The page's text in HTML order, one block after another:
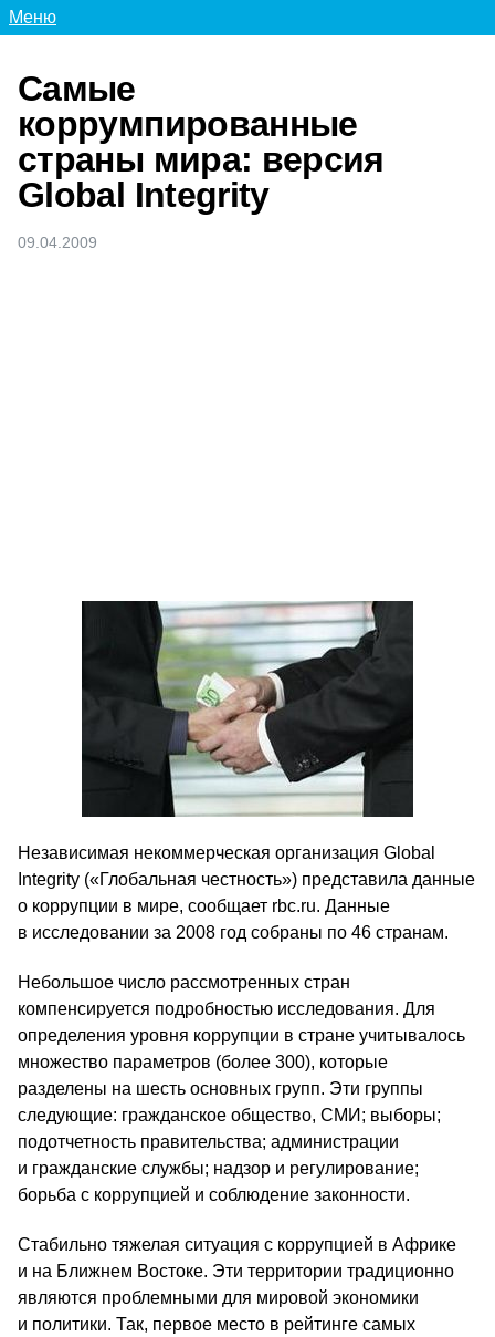
Меню
Самые
коррумпированные
страны мира: версия
Global Integrity
09.04.2009
Независимая некоммерческая организация Global
Integrity («Глобальная честность») представила данные
о коррупции в мире, сообщает rbc.ru. Данные
в исследовании за 2008 год собраны по 46 странам.
Небольшое число рассмотренных стран
компенсируется подробностью исследования. Для
определения уровня коррупции в стране учитывалось
множество параметров (более 300), которые
разделены на шесть основных групп. Эти группы
следующие: гражданское общество, СМИ; выборы;
подотчетность правительства; администрации
и гражданские службы; надзор и регулирование;
борьба с коррупцией и соблюдение законности.
Стабильно тяжелая ситуация с коррупцией в Африке
и на Ближнем Востоке. Эти территории традиционно
являются проблемными для мировой экономики
и политики. Так, первое место в рейтинге самых